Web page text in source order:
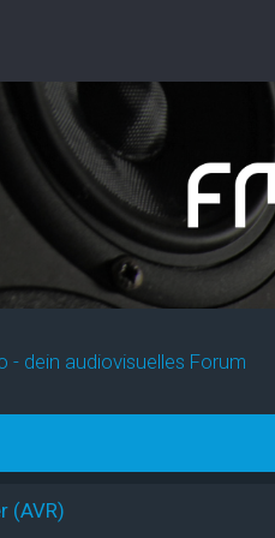
- dein audiovisuelles Forum
(AVR)